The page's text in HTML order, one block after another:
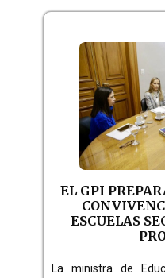
EL GPI
ESCUELAS
La ministra de